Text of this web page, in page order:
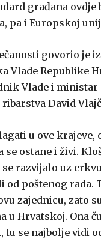
građana ovdje
pa i Europskoj
govorio je
Vlade Republike
Vlade i
ribarstva David
u ove krajeve,
se ostane i živi.
razvijalo uz
od poštenog rada.
zajednicu, zato
u Hrvatskoj. Ona
tu se najbolje vidi